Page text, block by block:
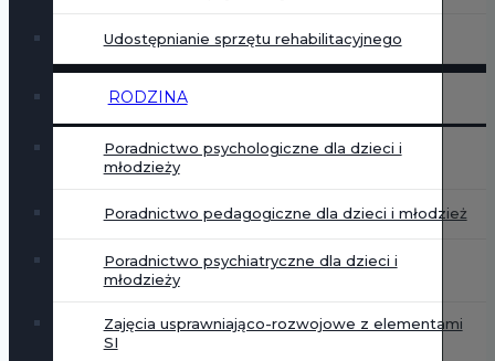
Udostępnianie sprzętu rehabilitacyjnego
RODZINA
Poradnictwo psychologiczne dla dzieci i
młodzieży
Poradnictwo pedagogiczne dla dzieci i młodzież
Poradnictwo psychiatryczne dla dzieci i
młodzieży
Zajęcia usprawniająco-rozwojowe z elementami
SI